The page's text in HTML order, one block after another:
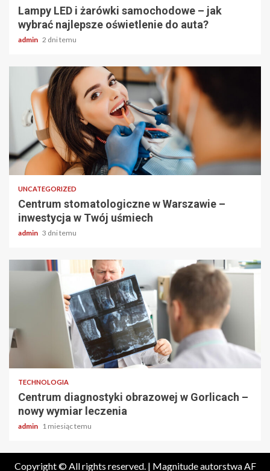
Lampy LED i żarówki samochodowe – jak
wybrać najlepsze oświetlenie do auta?
admin 2 dni temu
2 min odczytu
UNCATEGORIZED
Centrum stomatologiczne w Warszawie –
inwestycja w Twój uśmiech
admin 3 dni temu
TECHNOLOGIA
Centrum diagnostyki obrazowej w Gorlicach –
nowy wymiar leczenia
admin 1 miesiąc temu
Copyright © All rights reserved. | Magnitudeautorstwa AF